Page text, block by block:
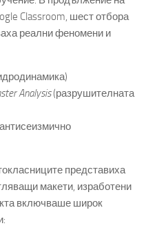
Classroom, шест отбора
реални феномени и
Analysis(разрушителната
представиха
макети, изработени
включваше широк